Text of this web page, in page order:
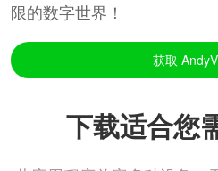
限的数字世界！
获取
下载适合您